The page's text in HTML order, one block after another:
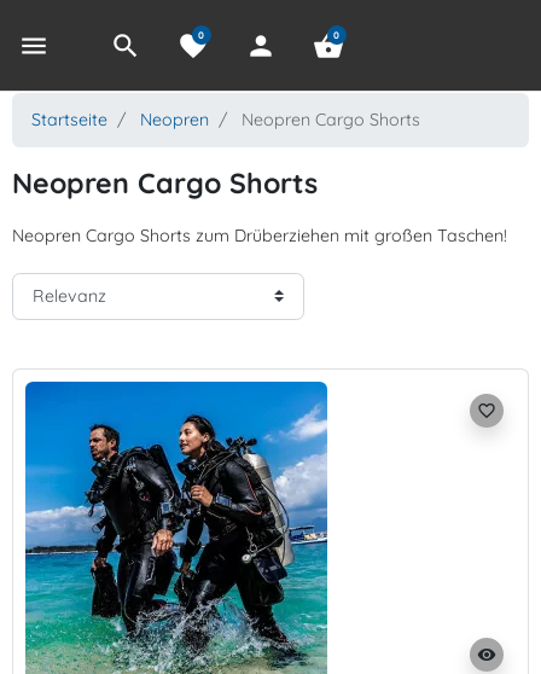
menu search favorite
0 person shopping_basket
0
Startseite Neopren Neopren Cargo Shorts
Neopren Cargo Shorts
Neopren Cargo Shorts zum Drüberziehen mit großen Taschen!
visibility
favorite_border